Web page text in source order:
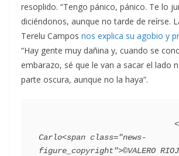
resoplido. “Tengo pánico, pánico. Te lo
diciéndonos, aunque no tarde de reírse.
Terelu Campos nos explica su agobio y
“Hay gente muy dañina y, cuando se
embarazo, sé que le van a sacar el lado
parte oscura, aunque no la haya”.
Carlo<span class="news-
figure_copyright">©VALERO